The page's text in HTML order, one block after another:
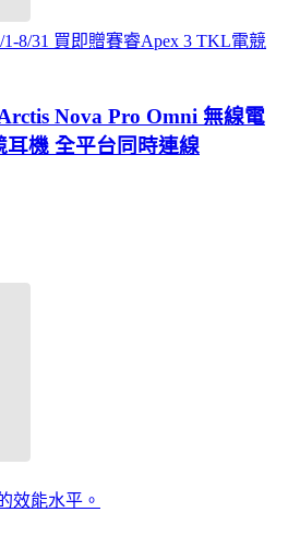
1-8/31 買即贈賽睿Apex 3 TKL電競
Nova Pro Omni 無線電
耳機 全平台同時連線
效能水平。